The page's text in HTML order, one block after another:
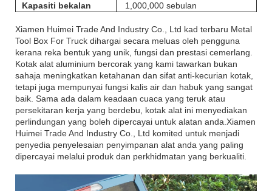
Kapasiti bekalan
1,000,000 sebulan
Xiamen Huimei Trade And Industry Co., Ltd kad terbaru Metal
Tool Box For Truck dihargai secara meluas oleh pengguna
kerana reka bentuk yang unik, fungsi dan prestasi cemerlang.
Kotak alat aluminium bercorak yang kami tawarkan bukan
sahaja meningkatkan ketahanan dan sifat anti-kecurian kotak,
tetapi juga mempunyai fungsi kalis air dan habuk yang sangat
baik. Sama ada dalam keadaan cuaca yang teruk atau
persekitaran kerja yang berdebu, kotak alat ini menyediakan
perlindungan yang boleh dipercayai untuk alatan anda.Xiamen
Huimei Trade And Industry Co., Ltd komited untuk menjadi
penyedia penyelesaian penyimpanan alat anda yang paling
dipercayai melalui produk dan perkhidmatan yang berkualiti.